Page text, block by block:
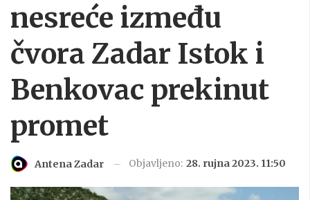
nesreće između
čvora Zadar Istok i
Benkovac prekinut
promet
Antena Zadar Objavljeno: 28. rujna 2023. 11:50